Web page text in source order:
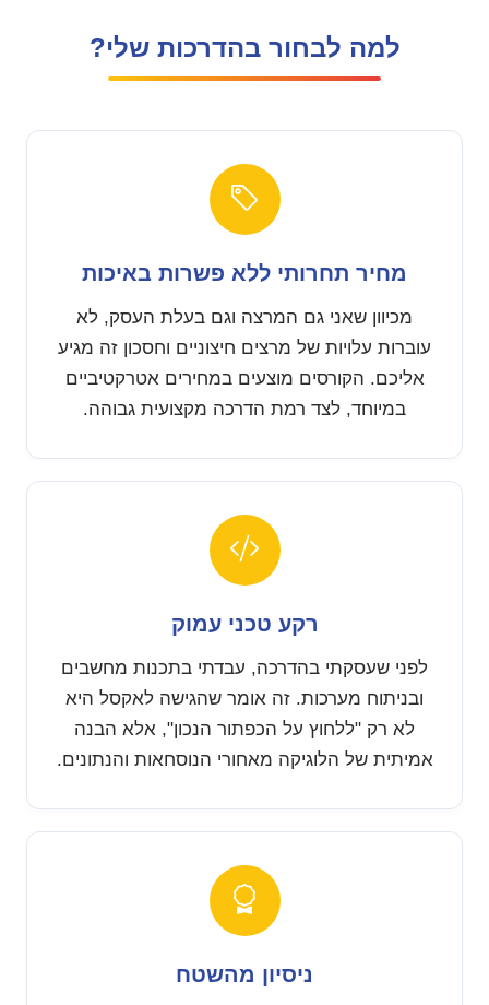
למה לבחור בהדרכות שלי?
מחיר תחרותי ללא פשרות באיכות
מכיוון שאני גם המרצה וגם בעלת העסק, לא
עוברות עלויות של מרצים חיצוניים וחסכון זה מגיע
אליכם. הקורסים מוצעים במחירים אטרקטיביים
במיוחד, לצד רמת הדרכה מקצועית גבוהה.
רקע טכני עמוק
לפני שעסקתי בהדרכה, עבדתי בתכנות מחשבים
ובניתוח מערכות. זה אומר שהגישה לאקסל היא
לא רק "ללחוץ על הכפתור הנכון", אלא הבנה
אמיתית של הלוגיקה מאחורי הנוסחאות והנתונים.
ניסיון מהשטח